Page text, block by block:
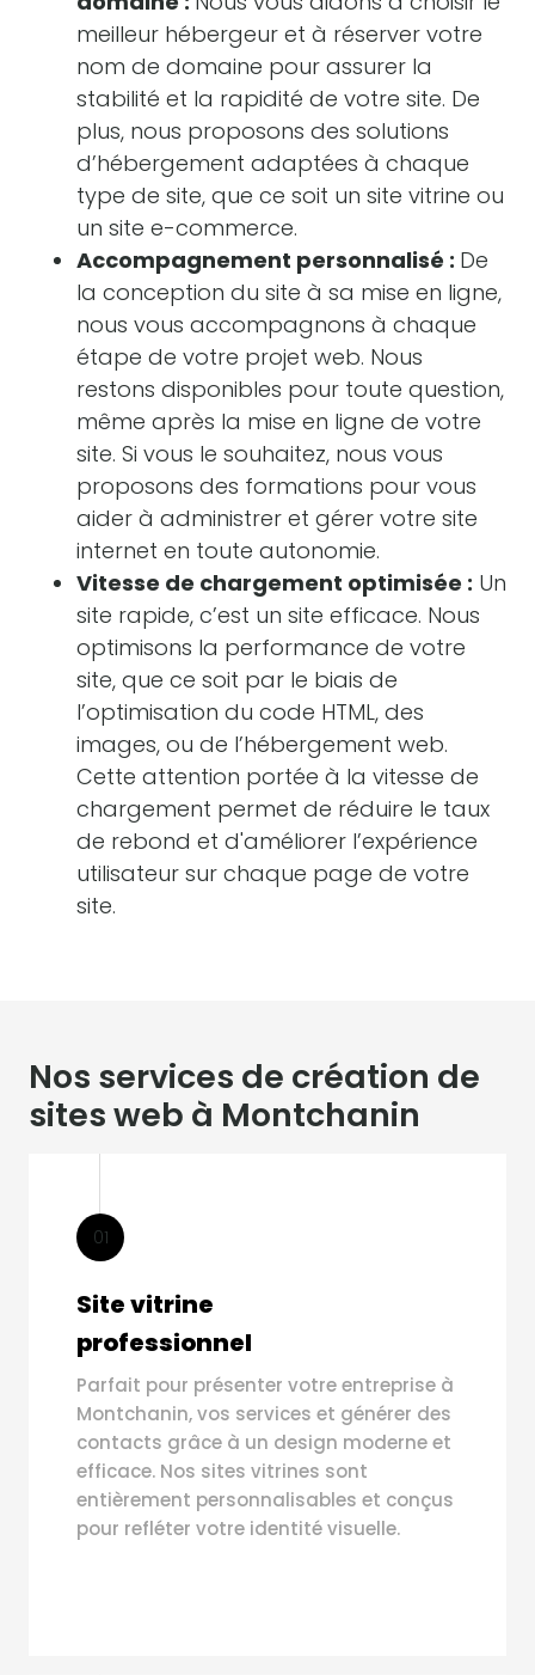
meilleur hébergeur et à réserver votre
nom de domaine pour assurer la
stabilité et la rapidité de votre site. De
plus, nous proposons des solutions
d’hébergement adaptées à chaque
type de site, que ce soit un site vitrine ou
un site e-commerce.
Accompagnement personnalisé : De
la conception du site à sa mise en ligne,
nous vous accompagnons à chaque
étape de votre projet web. Nous
restons disponibles pour toute question,
même après la mise en ligne de votre
site. Si vous le souhaitez, nous vous
proposons des formations pour vous
aider à administrer et gérer votre site
internet en toute autonomie.
Vitesse de chargement optimisée : Un
site rapide, c’est un site efficace. Nous
optimisons la performance de votre
site, que ce soit par le biais de
l’optimisation du code HTML, des
images, ou de l’hébergement web.
Cette attention portée à la vitesse de
chargement permet de réduire le taux
de rebond et d'améliorer l’expérience
utilisateur sur chaque page de votre
site.
Nos services de création de
sites web à Montchanin
01
Site vitrine
professionnel
Parfait pour présenter votre entreprise à
Montchanin, vos services et générer des
contacts grâce à un design moderne et
efficace. Nos sites vitrines sont
entièrement personnalisables et conçus
pour refléter votre identité visuelle.